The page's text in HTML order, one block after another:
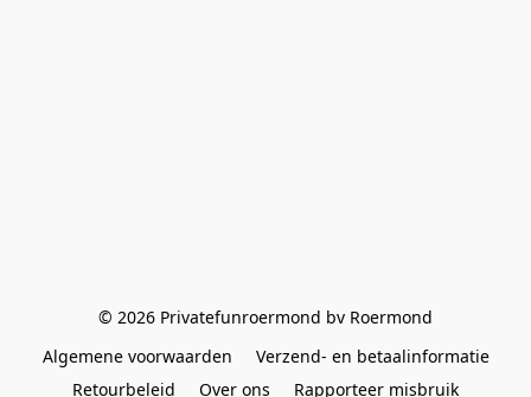
© 2026 Privatefunroermond bv Roermond
Algemene voorwaarden
Verzend- en betaalinformatie
Retourbeleid
Over ons Rapporteer misbruik